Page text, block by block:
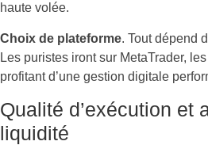
haute volée.
Choix de plateforme. Tout dépend
Les puristes iront sur MetaTrader,
profitant d’une gestion digitale
Qualité d’exécution et
liquidité